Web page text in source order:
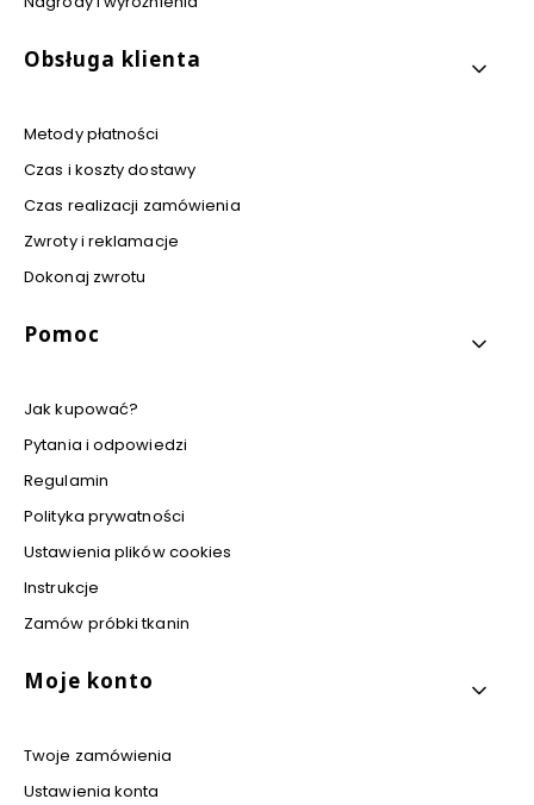
Obsługa klienta
Metody płatności
Czas i koszty dostawy
Czas realizacji zamówienia
Zwroty i reklamacje
Dokonaj zwrotu
Pomoc
Jak kupować?
Pytania i odpowiedzi
Regulamin
Polityka prywatności
Ustawienia plików cookies
Instrukcje
Zamów próbki tkanin
Moje konto
Twoje zamówienia
Ustawienia konta